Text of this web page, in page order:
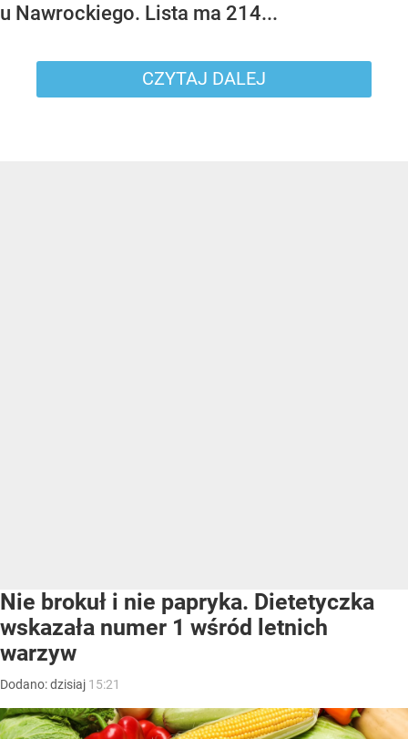
u Nawrockiego. Lista ma 214...
CZYTAJ DALEJ
Nie brokuł i nie papryka. Dietetyczka
wskazała numer 1 wśród letnich
warzyw
Dodano:dzisiaj 15:21